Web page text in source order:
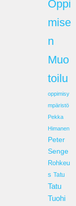
Oppi
mise
n
Muo
toilu
oppimisy
mpäristö
Pekka
Himanen
Peter
Senge
Rohkeu
s Tatu
Tatu
Tuohi